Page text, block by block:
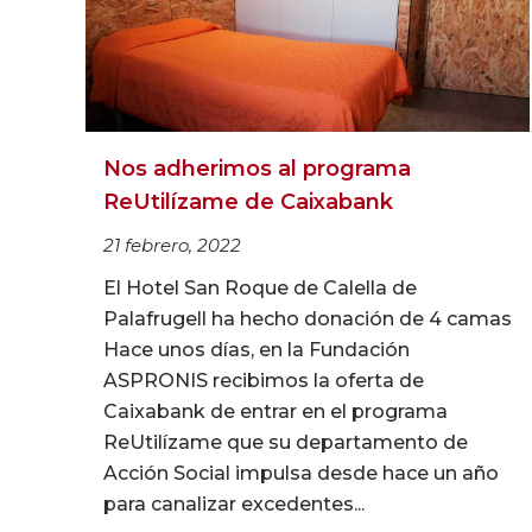
Nos adherimos al programa
ReUtilízame de Caixabank
21 febrero, 2022
El Hotel San Roque de Calella de
Palafrugell ha hecho donación de 4 camas
Hace unos días, en la Fundación
ASPRONIS recibimos la oferta de
Caixabank de entrar en el programa
ReUtilízame que su departamento de
Acción Social impulsa desde hace un año
para canalizar excedentes...